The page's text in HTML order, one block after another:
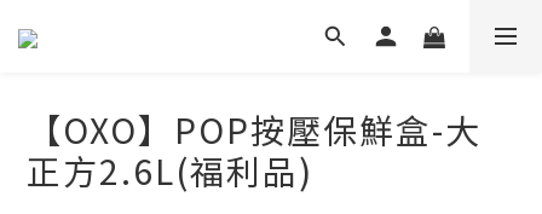
【OXO】POP按壓保鮮盒-大
正方2.6L(福利品)